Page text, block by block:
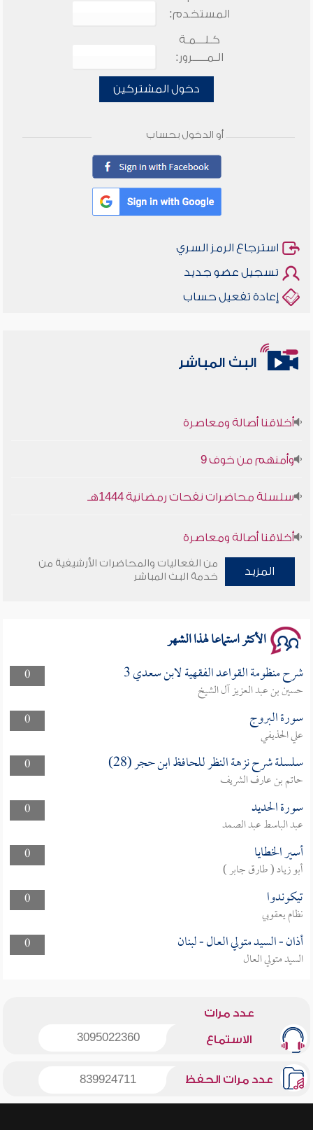
المستخدم:
كـلـــمـة
الـمـــــرور:
دخول المشتركين
أو الدخول بحساب
استرجاع الرمز السري
تسجيل عضو جديد
إعادة تفعيل حساب
البث المباشر
أخلاقنا أصالة ومعاصرة
وأمنهم من خوف 9
سلسلة محاضرات نفحات رمضانية 1444هـ
أخلاقنا أصالة ومعاصرة
وأمنهم من خوف 9
المزيد
من الفعاليات والمحاضرات الأرشيفية من
خدمة البث المباشر
الأكثر استماعا لهذا الشهر
0 شرح منظومة القواعد الفقهية لابن سعدي 3
حسين بن عبد العزيز آل الشيخ
0
سورة البروج
علي الحذيفي
0
سلسلة شرح نزهة النظر للحافظ ابن حجر (28)
حاتم بن عارف الشريف
0
سورة الحديد
عبد الباسط عبد الصمد
0
أسير الخطايا
أبو زياد ( طارق جابر )
0
تيكوندوا
نظام يعقوبي
0
أذان - السيد متولي العال - لبنان
السيد متولي العال
عدد مرات
الاستماع 3095022360
عدد مرات الحفظ 839924711